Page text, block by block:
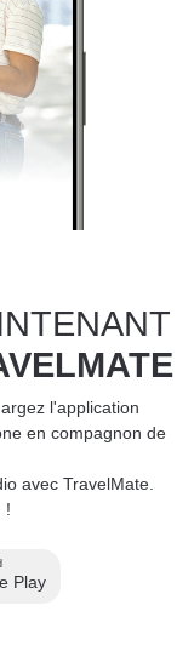
l'application
en compagnon de
avec TravelMate.
!
Play